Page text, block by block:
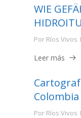
WIE
Por Ríos Vivos
Leer más
Colombia
Por Ríos Vivos